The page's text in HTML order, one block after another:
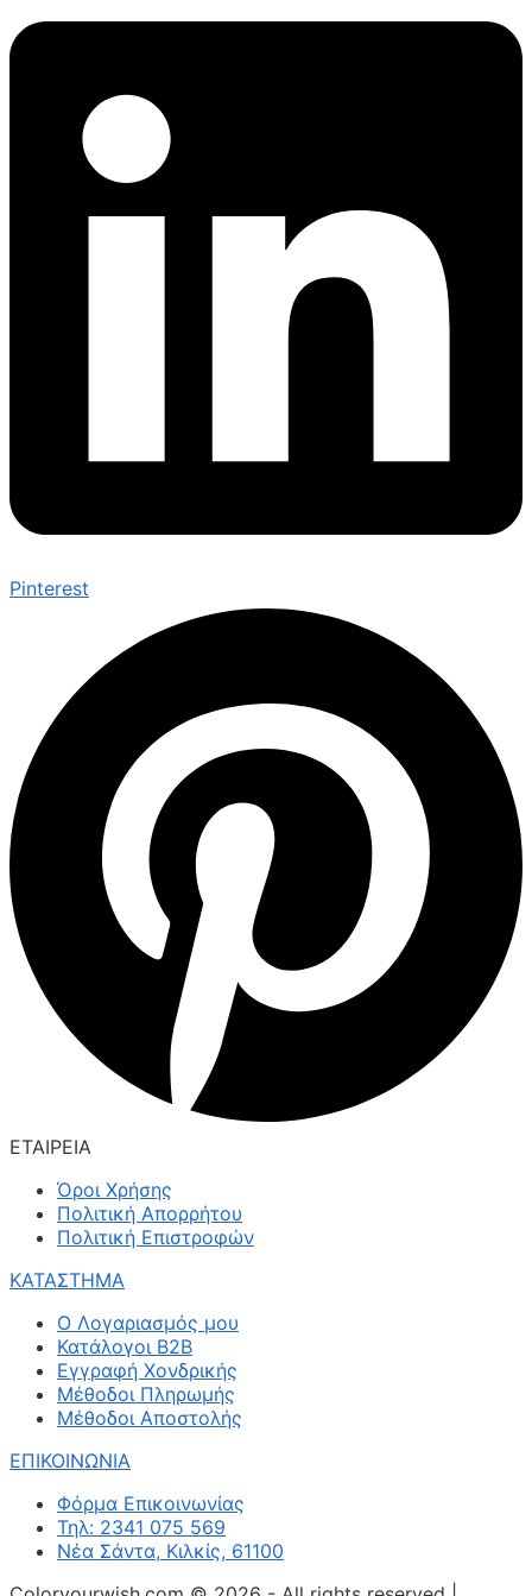
Pinterest
ΕΤΑΙΡΕΙΑ
Όροι Χρήσης
Πολιτική Απορρήτου
Πολιτική Επιστροφών
ΚΑΤΑΣΤΗΜΑ
Ο Λογαριασμός μου
Κατάλογοι B2B
Εγγραφή Χονδρικής
Μέθοδοι Πληρωμής
Μέθοδοι Αποστολής
ΕΠΙΚΟΙΝΩΝΙΑ
Φόρμα Επικοινωνίας
Τηλ: 2341 075 569
Νέα Σάντα, Κιλκίς, 61100